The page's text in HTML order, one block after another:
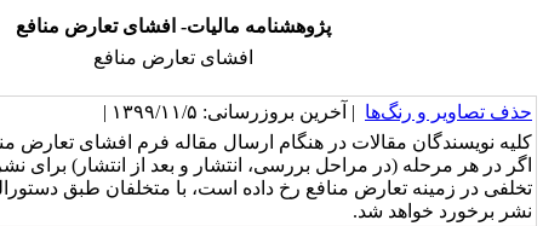
پژوهشنامه مالیات- افشای تعارض منافع
بروزرسانی: ۱۳۹۹/۱۱/۵ |
در هنگام ارسال مقاله فرم افشای تعارض منافع را تکمیل می‌نمایند.
بررسی، انتشار و بعد از انتشار) برای نشریه محرز شود که
رخ داده است، با متخلفان طبق دستورالعمل‌های کمیته اخلاق